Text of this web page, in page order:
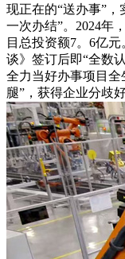
现正在的“送办事”，
一次办结”。2024年
目总投资额7。6亿
谈》签订后即“全数
全力当好办事项目全
腿”，获得企业分歧好